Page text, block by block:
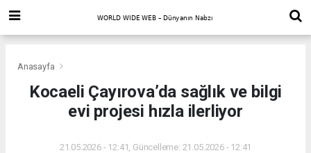
Anasayfa
Kocaeli Çayırova’da sağlık ve bilgi
evi projesi hızla ilerliyor
21.05.2026 - 12:41, Güncelleme: 21.05.2026 - 12:41